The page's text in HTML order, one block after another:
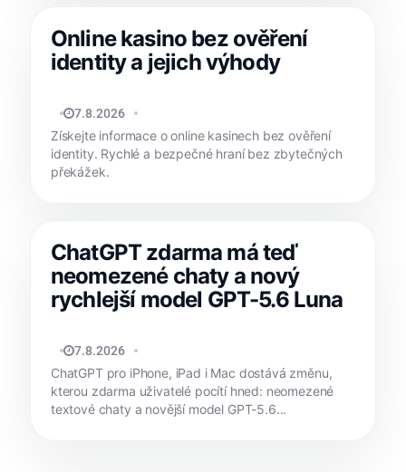
Online kasino bez ověření
identity a jejich výhody
REDAKCE APPLIŠTĚ
7.8.2026
Získejte informace o online kasinech bez ověření
identity. Rychlé a bezpečné hraní bez zbytečných
překážek.
ChatGPT zdarma má teď
neomezené chaty a nový
rychlejší model GPT-5.6 Luna
JAN HOLEŠ
7.8.2026
ChatGPT pro iPhone, iPad i Mac dostává změnu,
kterou zdarma uživatelé pocítí hned: neomezené
textové chaty a novější model GPT-5.6...